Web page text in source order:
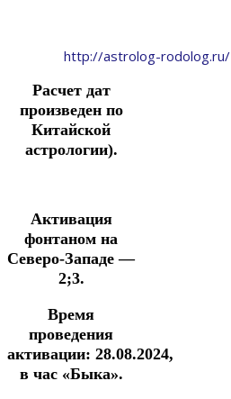
http://astrolog-rodolog.ru/
Расчет дат
произведен по
Китайской
астрологии).
Активация
фонтаном на
Северо-Западе —
2;3.
Время
проведения
активации: 28.08.2024,
в час «Быка».